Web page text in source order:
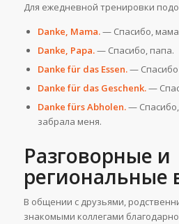
Для ежедневной тренировки
Danke, Mama.— Спасибо,
Danke, Papa.— Спасибо, папа.
Danke für das Essen.— Спасибо
Danke für das Geschenk.—
Danke fürs Abholen.— Спасибо,
забрала меня.
Разговорные и
региональные
В общении с друзьями,
знакомыми коллегами